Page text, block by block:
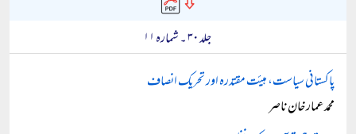
جلد ۳۰ ۔ شمارہ ۱۱
پاکستانی سیاست، ہیئت مقتدرہ اور تحریک انصاف
محمد عمار خان ناصر